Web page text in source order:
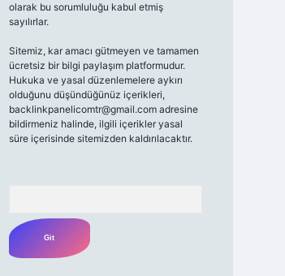
olarak bu sorumluluğu kabul etmiş
sayılırlar.
Sitemiz, kar amacı gütmeyen ve tamamen
ücretsiz bir bilgi paylaşım platformudur.
Hukuka ve yasal düzenlemelere aykırı
olduğunu düşündüğünüz içerikleri,
backlinkpanelicomtr@gmail.comadresine
bildirmeniz halinde, ilgili içerikler yasal
süre içerisinde sitemizden kaldırılacaktır.